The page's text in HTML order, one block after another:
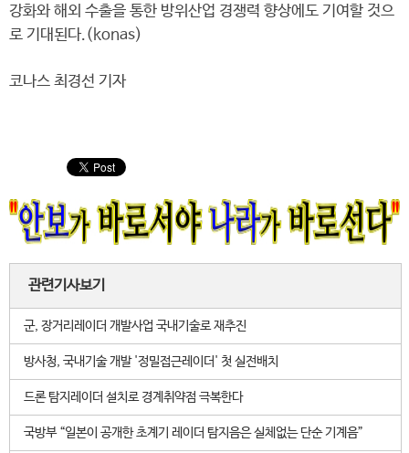
강화와 해외 수출을 통한 방위산업 경쟁력 향상에도 기여할 것으
로 기대된다.(konas)
코나스 최경선 기자
관련기사보기
군, 장거리레이더 개발사업 국내기술로 재추진
방사청, 국내기술 개발 '정밀접근레이더' 첫 실전배치
드론 탐지레이더 설치로 경계취약점 극복한다
국방부 “일본이 공개한 초계기 레이더 탐지음은 실체없는 단순 기계음”